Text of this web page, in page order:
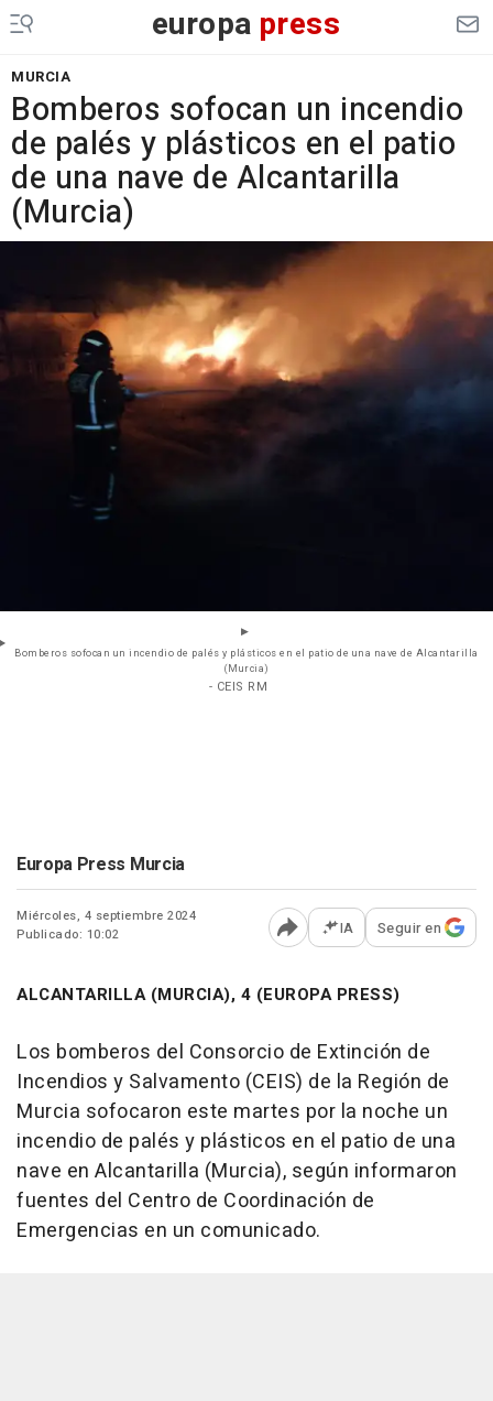
europa press
MURCIA
Bomberos sofocan un incendio
de palés y plásticos en el patio
de una nave de Alcantarilla
(Murcia)
Bomberos sofocan un incendio de palés y plásticos en el patio de una nave de Alcantarilla
(Murcia)
- CEIS RM
Europa Press Murcia
Miércoles, 4 septiembre 2024
Publicado: 10:02
Abrir opciones para
IA Seguir en
ALCANTARILLA (MURCIA), 4 (EUROPA PRESS)
Los bomberos del Consorcio de Extinción de
Incendios y Salvamento (CEIS) de la Región de
Murcia sofocaron este martes por la noche un
incendio de palés y plásticos en el patio de una
nave en Alcantarilla (Murcia), según informaron
fuentes del Centro de Coordinación de
Emergencias en un comunicado.